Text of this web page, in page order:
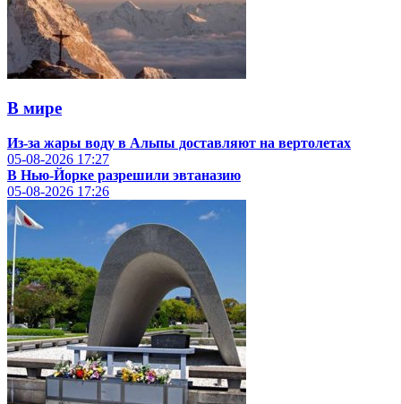
В мире
Из-за жары воду в Альпы доставляют на вертолетах
05-08-2026 17:27
В Нью-Йорке разрешили эвтаназию
05-08-2026 17:26